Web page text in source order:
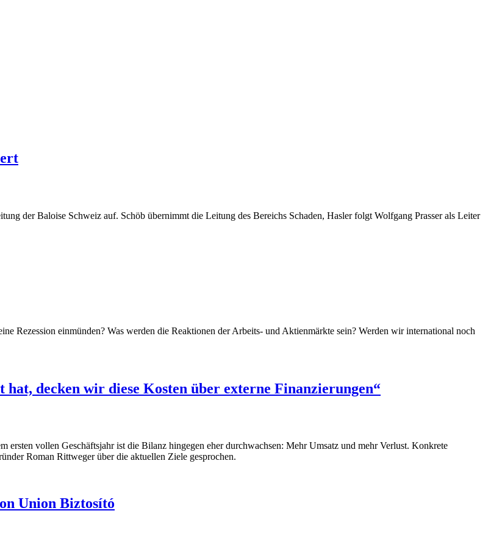
der Baloise Schweiz auf. Schöb übernimmt die Leitung des Bereichs Schaden, Hasler folgt Wolfgang Prasser als Leiter
Rezession einmünden? Was werden die Reaktionen der Arbeits- und Aktienmärkte sein? Werden wir international noch
decken wir diese Kosten über externe Finanzierungen“
ersten vollen Geschäftsjahr ist die Bilanz hingegen eher durchwachsen: Mehr Umsatz und mehr Verlust. Konkrete
Roman Rittweger über die aktuellen Ziele gesprochen.
Union Biztosító